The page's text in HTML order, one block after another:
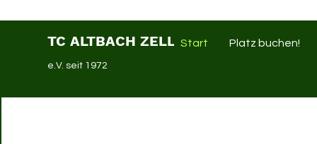
TC ALTBACH ZELL
e.V. seit 1972
Start Platz buchen!